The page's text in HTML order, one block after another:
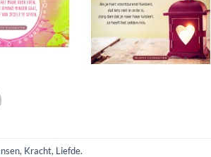
, Kracht, Liefde.